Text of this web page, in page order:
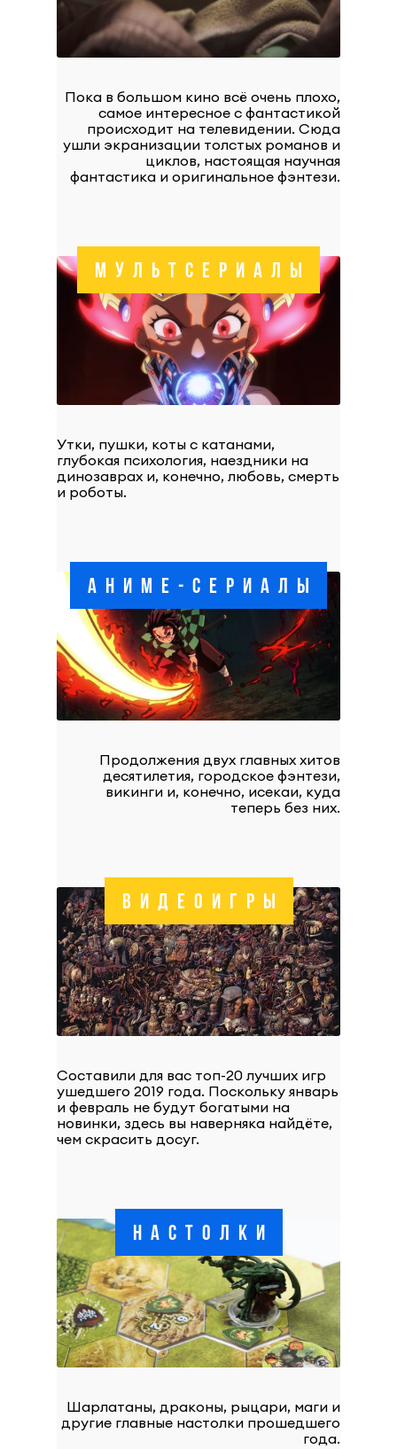
Пока в большом кино всё очень плохо,
самое интересное с фантастикой
происходит на телевидении. Сюда
ушли экранизации толстых романов и
циклов, настоящая научная
фантастика и оригинальное фэнтези.
МУЛЬТСЕРИАЛЫ
Утки, пушки, коты с катанами,
глубокая психология, наездники на
динозаврах и, конечно, любовь, смерть
и роботы.
АНИМЕ-СЕРИАЛЫ
Продолжения двух главных хитов
десятилетия, городское фэнтези,
викинги и, конечно, исекаи, куда
теперь без них.
ВИДЕОИГРЫ
Составили для вас топ-20 лучших игр
ушедшего 2019 года. Поскольку январь
и февраль не будут богатыми на
новинки, здесь вы наверняка найдёте,
чем скрасить досуг.
НАСТОЛКИ
Шарлатаны, драконы, рыцари, маги и
другие главные настолки прошедшего
года.